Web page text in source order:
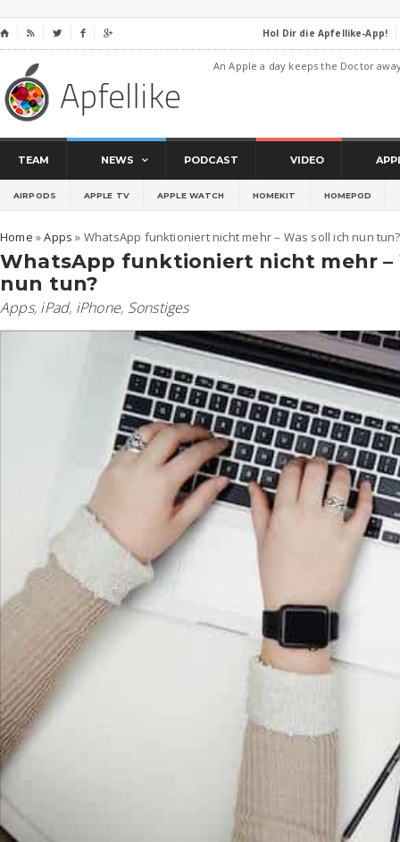
⌂     Hol Dir die Apfellike-App!
An Apple a day keeps the Doctor
TEAM NEWS PODCAST VIDEO
AIRPODS APPLE TV APPLE WATCH HOMEKIT HOMEPOD
Home »Apps » WhatsApp funktioniert nicht mehr – Was soll ich nun tun?
WhatsApp funktioniert nicht mehr –
nun tun?
Apps, iPad, iPhone, Sonstiges